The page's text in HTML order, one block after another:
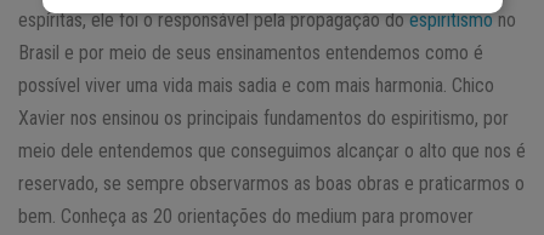
espíritas, ele foi o responsável pela propagação doespiritismono
Brasil e por meio de seus ensinamentos entendemos como é
possível viver uma vida mais sadia e com mais harmonia. Chico
Xavier nos ensinou os principais fundamentos do espiritismo, por
meio dele entendemos que conseguimos alcançar o alto que nos é
reservado, se sempre observarmos as boas obras e praticarmos o
bem. Conheça as 20 orientações do medium para promover